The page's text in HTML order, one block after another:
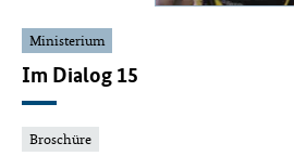
Ministerium
Im Dialog 15
Broschüre